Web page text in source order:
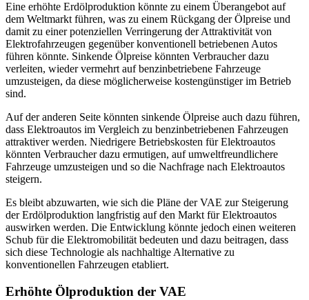
Eine erhöhte Erdölproduktion könnte zu einem Überangebot auf
dem Weltmarkt führen, was zu einem Rückgang der Ölpreise und
damit zu einer potenziellen Verringerung der Attraktivität von
Elektrofahrzeugen gegenüber konventionell betriebenen Autos
führen könnte. Sinkende Ölpreise könnten Verbraucher dazu
verleiten, wieder vermehrt auf benzinbetriebene Fahrzeuge
umzusteigen, da diese möglicherweise kostengünstiger im Betrieb
sind.
Auf der anderen Seite könnten sinkende Ölpreise auch dazu führen,
dass Elektroautos im Vergleich zu benzinbetriebenen Fahrzeugen
attraktiver werden. Niedrigere Betriebskosten für Elektroautos
könnten Verbraucher dazu ermutigen, auf umweltfreundlichere
Fahrzeuge umzusteigen und so die Nachfrage nach Elektroautos
steigern.
Es bleibt abzuwarten, wie sich die Pläne der VAE zur Steigerung
der Erdölproduktion langfristig auf den Markt für Elektroautos
auswirken werden. Die Entwicklung könnte jedoch einen weiteren
Schub für die Elektromobilität bedeuten und dazu beitragen, dass
sich diese Technologie als nachhaltige Alternative zu
konventionellen Fahrzeugen etabliert.
Erhöhte Ölproduktion der VAE